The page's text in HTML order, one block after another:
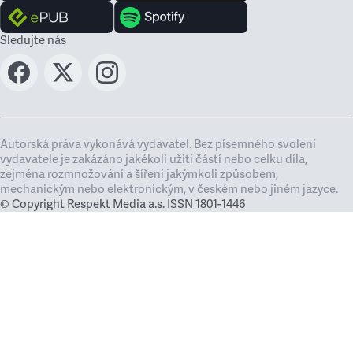
Sledujte nás
Autorská práva vykonává vydavatel. Bez písemného svolení
vydavatele je zakázáno jakékoli užití částí nebo celku díla,
zejména rozmnožování a šíření jakýmkoli způsobem,
mechanickým nebo elektronickým, v českém nebo jiném jazyce.
© Copyright Respekt Media a.s. ISSN 1801-1446